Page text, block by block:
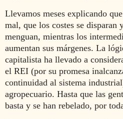
Llevamos meses explicando
mal, que los costes se disparan
menguan, mientras los
aumentan sus márgenes. La
capitalista ha llevado a
el REI (por su promesa
continuidad al sistema
agropecuario. Hasta que las
basta y se han rebelado, por